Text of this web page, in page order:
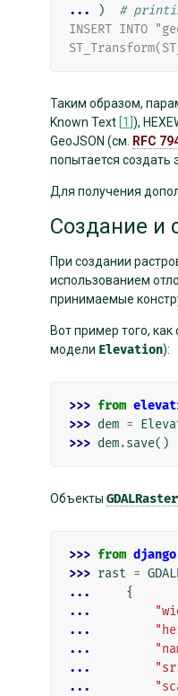
...
)
#
INSERT INTO
Таким образом,
Known Text [1 ]),
GeoJSON (см.
RFC
попытается создать
Для получения
Создание и
При создании
использованием
принимаемые
Вот пример того,
модели Elevation):
>>> from
>>> dem =
>>> dem.save()
Объекты GDALRaster
>>> from
>>> rast =
...
{
...
...
...
...
...